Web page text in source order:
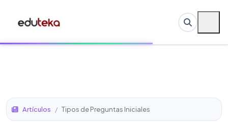
Artículos / Tipos de Preguntas Iniciales